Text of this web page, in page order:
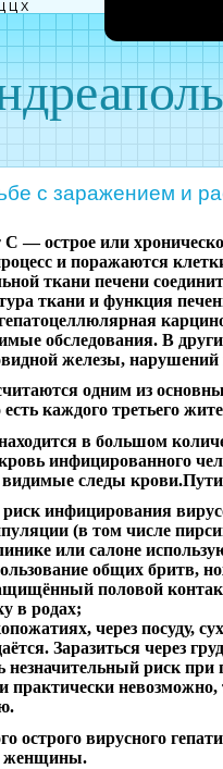
Ц Х
с заражением и
— острое или
и поражаются
ткани печени
ткани и функция
обследования. В
железы, нарушений
одним из
каждого третьего
в большом
инфицированного
следы
инфицирования
(в том числе
или салоне
общих бритв,
половой
в родах;
через посуду,
Заразиться через
незначительный риск
практически
острого вирусного
женщины.